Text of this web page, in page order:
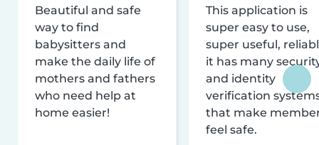
Beautiful and safe
way to find
babysitters and
make the daily life of
mothers and fathers
who need help at
home easier!
This application is
super easy to use,
super useful,
it has many
and identity
verification
that make
feel safe.